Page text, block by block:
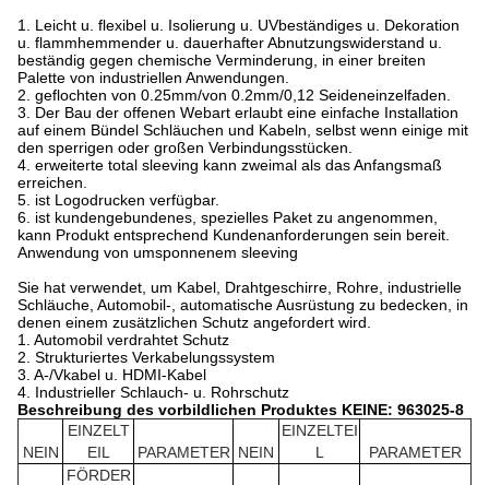
1. Leicht u. flexibel u. Isolierung u. UVbeständiges u. Dekoration
u. flammhemmender u. dauerhafter Abnutzungswiderstand u.
beständig gegen chemische Verminderung, in einer breiten
Palette von industriellen Anwendungen.
2. geflochten von 0.25mm/von 0.2mm/0,12 Seideneinzelfaden.
3. Der Bau der offenen Webart erlaubt eine einfache Installation
auf einem Bündel Schläuchen und Kabeln, selbst wenn einige mit
den sperrigen oder großen Verbindungsstücken.
4. erweiterte total sleeving kann zweimal als das Anfangsmaß
erreichen.
5. ist Logodrucken verfügbar.
6. ist kundengebundenes, spezielles Paket zu angenommen,
kann Produkt entsprechend Kundenanforderungen sein bereit.
Anwendung von umsponnenem sleeving
Sie hat verwendet, um Kabel, Drahtgeschirre, Rohre, industrielle
Schläuche, Automobil-, automatische Ausrüstung zu bedecken, in
denen einem zusätzlichen Schutz angefordert wird.
1. Automobil verdrahtet Schutz
2. Strukturiertes Verkabelungssystem
3. A-/Vkabel u. HDMI-Kabel
4. Industrieller Schlauch- u. Rohrschutz
Beschreibung des vorbildlichen Produktes KEINE: 963025-8
NEIN
EINZELT
EIL
PARAMETER NEIN
EINZELTEI
L
PARAMETER
FÖRDER